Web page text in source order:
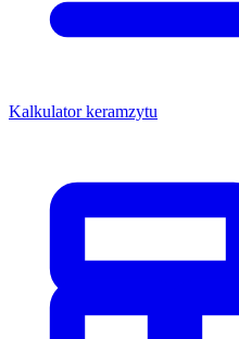
Kalkulator keramzytu